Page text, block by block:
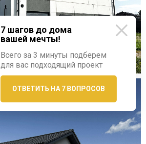
7 шагов до дома
вашей мечты!
Всего за 3 минуты подберем
для вас подходящий проект
ОТВЕТИТЬ НА 7 ВОПРОСОВ